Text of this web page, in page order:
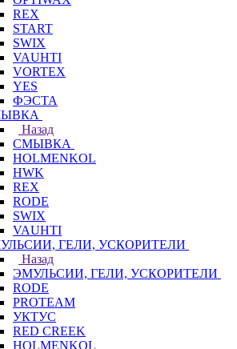
REX
START
SWIX
VAUHTI
VORTEX
YES
ФЭСТА
Назад
СМЫВКА
HOLMENKOL
HWK
REX
RODE
SWIX
VAUHTI
ГЕЛИ, УСКОРИТЕЛИ
Назад
ЭМУЛЬСИИ, ГЕЛИ, УСКОРИТЕЛИ
RODE
PROTEAM
УКТУС
RED CREEK
HOLMENKOL